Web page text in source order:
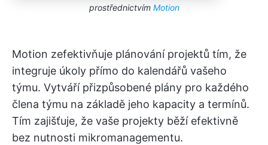
prostřednictvím Motion
Motion zefektivňuje plánování projektů tím, že
integruje úkoly přímo do kalendářů vašeho
týmu. Vytváří přizpůsobené plány pro každého
člena týmu na základě jeho kapacity a termínů.
Tím zajišťuje, že vaše projekty běží efektivně
bez nutnosti mikromanagementu.